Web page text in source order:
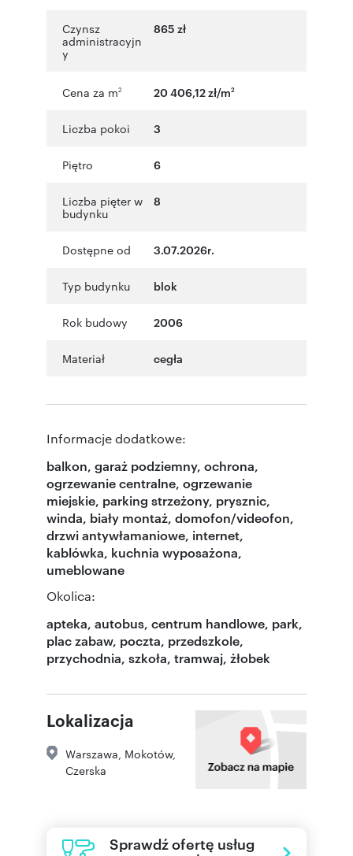
Czynsz
administracyjn
y
865 zł
Cena za m2 20 406,12 zł/m2
Liczba pokoi 3
Piętro 6
Liczba pięter w
budynku
8
Dostępne od 3.07.2026r.
Typ budynku blok
Rok budowy 2006
Materiał cegła
Informacje dodatkowe:
balkon, garaż podziemny, ochrona,
ogrzewanie centralne, ogrzewanie
miejskie, parking strzeżony, prysznic,
winda, biały montaż, domofon/videofon,
drzwi antywłamaniowe, internet,
kablówka, kuchnia wyposażona,
umeblowane
Okolica:
apteka, autobus, centrum handlowe, park,
plac zabaw, poczta, przedszkole,
przychodnia, szkoła, tramwaj, żłobek
Lokalizacja
Warszawa Mokotów,
Czerska
Sprawdź ofertę usług